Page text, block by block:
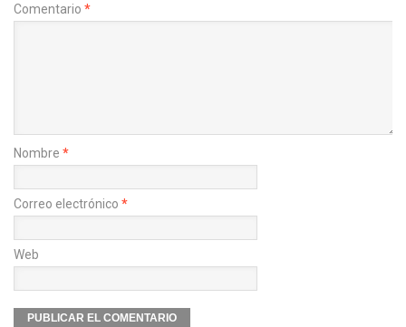
Comentario *
Nombre *
Correo electrónico *
Web